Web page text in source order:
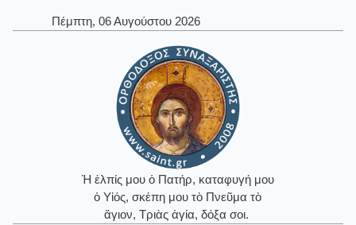
Πέμπτη, 06 Αυγούστου 2026
Ἡ ἐλπίς μου ὁ Πατήρ, καταφυγή μου
ὁ Υἱός, σκέπη μου τὸ Πνεῦμα τὸ
ἅγιον, Τριὰς ἁγία, δόξα σοι.